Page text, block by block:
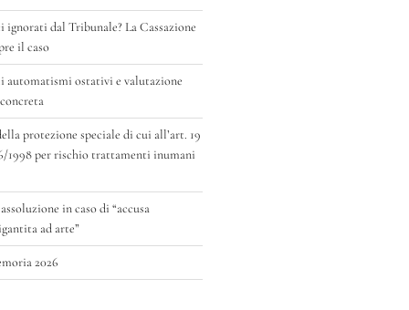
dal Tribunale? La Cassazione
il caso
automatismi ostativi e valutazione
protezione speciale di cui all’art. 19
1998 per rischio trattamenti inumani
in caso di “accusa
ad arte”
2026